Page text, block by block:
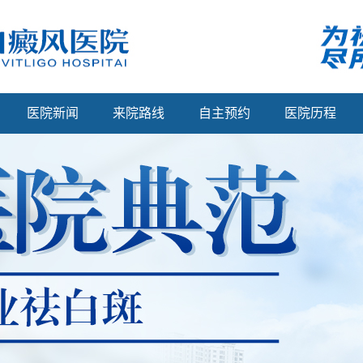
医院新闻 来院路线 自主预约 医院历程